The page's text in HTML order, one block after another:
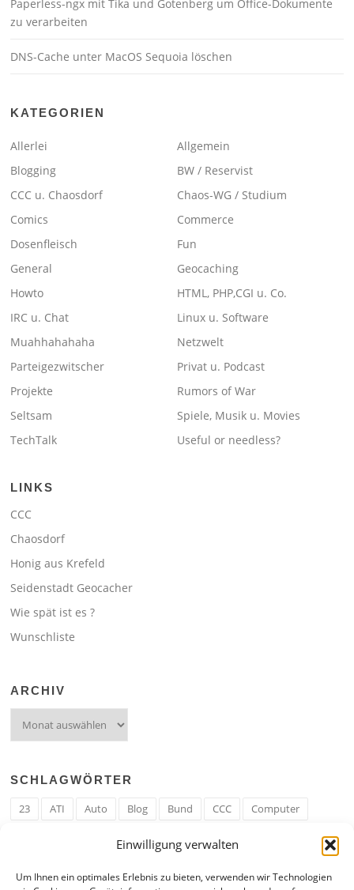
Einwilligung verwalten
Um Ihnen ein optimales Erlebnis zu bieten, verwenden wir Technologien
Paperless-ngx mit Tika und Gotenberg um Office-Dokumente
zu verarbeiten
DNS-Cache unter MacOS Sequoia löschen
KATEGORIEN
Allerlei
Allgemein
Blogging
BW / Reservist
CCC u. Chaosdorf
Chaos-WG / Studium
Comics
Commerce
Dosenfleisch
Fun
General
Geocaching
Howto
HTML, PHP,CGI u. Co.
IRC u. Chat
Linux u. Software
Muahhahahaha
Netzwelt
Parteigezwitscher
Privat u. Podcast
Projekte
Rumors of War
Seltsam
Spiele, Musik u. Movies
TechTalk
Useful or needless?
LINKS
CCC
Chaosdorf
Honig aus Krefeld
Seidenstadt Geocacher
Wie spät ist es ?
Wunschliste
ARCHIV
SCHLAGWÖRTER
23 ATI Auto Blog Bund CCC
Computer